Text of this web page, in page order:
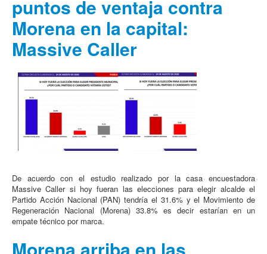
puntos de ventaja contra
Morena en la capital:
Massive Caller
De acuerdo con el estudio realizado por la casa encuestadora
Massive Caller si hoy fueran las elecciones para elegir alcalde el
Partido Acción Nacional (PAN) tendría el 31.6% y el Movimiento de
Regeneración Nacional (Morena) 33.8% es decir estarían en un
empate técnico por marca.
Morena arriba en las